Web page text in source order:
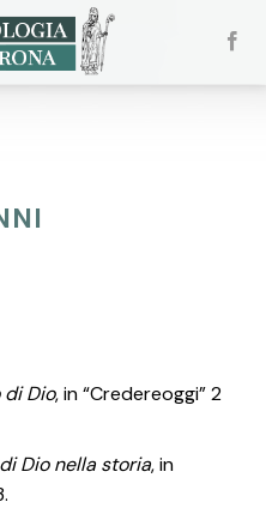
di Dio, in “Credereoggi” 2
Dio nella storia, in